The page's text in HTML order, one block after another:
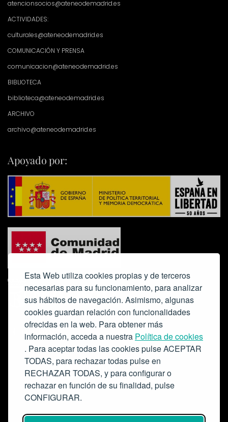
Esta Web utiliza cookies propias y de terceros
necesarias para su funcionamiento, para analizar
sus hábitos de navegación. Asimismo, algunas
cookies guardan relación con funcionalidades
ofrecidas en la web. Para obtener más
información, acceda a nuestra Política de cookies
. Para aceptar todas las cookies pulse ACEPTAR
TODAS, para rechazar todas pulse en
RECHAZAR TODAS, y para configurar o
rechazar en función de su finalidad, pulse
CONFIGURAR.
atencionsocios@ateneodemadrid.es
ACTIVIDADES:
culturales@ateneodemadrid.es
COMUNICACIÓN Y PRENSA
comunicacion@ateneodemadrid.es
BIBLIOTECA
biblioteca@ateneodemadrid.es
ARCHIVO
archivo@ateneodemadrid.es
Apoyado por:
Colabora: